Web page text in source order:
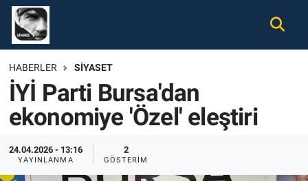
HABERLER SIYASET
İYİ Parti Bursa'dan
ekonomiye 'Özel' eleştiri
24.04.2026 - 13:16
YAYINLANMA
2
GÖSTERIM
Gündem
Ekonomi
Spor
Magazin
Nöbetçi Eczaneler
Hava Durumu
Namaz Vakitleri
Trafik Durumu